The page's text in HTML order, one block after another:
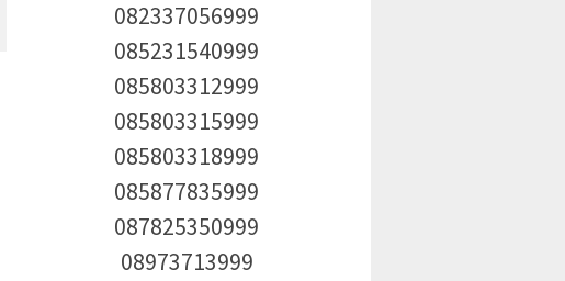
082337056999
085231540999
085803312999
085803315999
085803318999
085877835999
087825350999
08973713999